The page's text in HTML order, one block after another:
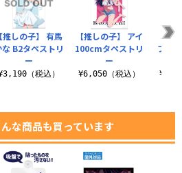
【推しの子】 有馬
な B2タペストリ
ー
（税込）
【推しの子】 アイ
100cmタペストリ
ー
¥6,050（税込）
【推
フタ
な商品も買っています